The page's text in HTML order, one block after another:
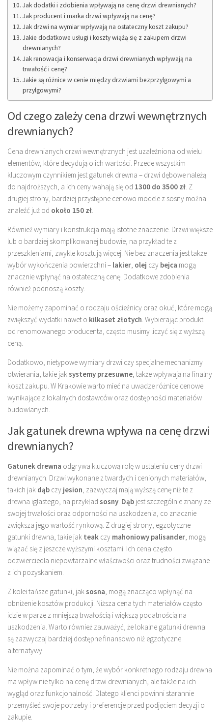
Jak dodatki i zdobienia wpływają na cenę drzwi drewnianych?
Jak producent i marka drzwi wpływają na cenę?
Jak drzwi na wymiar wpływają na ostateczny koszt zakupu?
Jakie dodatkowe usługi i koszty wiążą się z zakupem drzwi
drewnianych?
Jak renowacja i konserwacja drzwi drewnianych wpływają na
trwałość i cenę?
Jakie są różnice w cenie między drzwiami bezprzylgowymi a
przylgowymi?
Od czego zależy cena drzwi wewnętrznych
drewnianych?
Cena drewnianych drzwi wewnętrznych jest uzależniona od wielu
elementów, które decydują o ich wartości. Przede wszystkim
kluczowym czynnikiem jest gatunek drewna – drzwi dębowe należą
do najdroższych, a ich ceny wahają się od 1300 do 3500 zł . Z
drugiej strony, bardziej przystępne cenowo modele z sosny można
znaleźć już od około 150 zł
Również wymiary i konstrukcja mają istotne znaczenie. Drzwi większe
lub o bardziej skomplikowanej budowie, na przykład te z
przeszkleniami, zwykle kosztują więcej. Nie bez znaczenia jest także
wybór wykończenia powierzchni – lakier olej czy bejca mogą
znacznie wpłynąć na ostateczną cenę. Dodatkowe zdobienia
również podnoszą koszty.
Nie możemy zapominać o rodzaju ościeżnicy oraz okuć, które mogą
zwiększyć wydatki nawet o kilkaset złotych . Wybierając produkt
od renomowanego producenta, często musimy liczyć się z wyższą
ceną.
Dodatkowo, nietypowe wymiary drzwi czy specjalne mechanizmy
otwierania, takie jak systemy przesuwne , także wpływają na finalny
koszt zakupu. W Krakowie warto mieć na uwadze różnice cenowe
wynikające z lokalnych dostawców oraz dostępności materiałów
budowlanych.
Jak gatunek drewna wpływa na cenę drzwi
drewnianych?
Gatunek drewna odgrywa kluczową rolę w ustaleniu ceny drzwi
drewnianych. Drzwi wykonane z twardych i cenionych materiałów,
takich jak dąb czy jesion , zazwyczaj mają wyższą cenę niż te z
drewna iglastego, na przykład sosny Dąb jest szczególnie znany ze
swojej trwałości oraz odporności na uszkodzenia, co znacznie
zwiększa jego wartość rynkową. Z drugiej strony, egzotyczne
gatunki drewna, takie jak teak czy mahoniowy palisander , mogą
wiązać się z jeszcze wyższymi kosztami. Ich cena często
odzwierciedla niepowtarzalne właściwości oraz trudności związane
z ich pozyskaniem.
Z kolei tańsze gatunki, jak sosna , mogą znacząco wpłynąć na
obniżenie kosztów produkcji. Niższa cena tych materiałów często
idzie w parze z mniejszą trwałością i większą podatnością na
uszkodzenia. Warto również zauważyć, że lokalne gatunki drewna
są zazwyczaj bardziej dostępne finansowo niż egzotyczne
alternatywy.
Nie można zapominać o tym, że wybór konkretnego rodzaju drewna
ma wpływ nie tylko na cenę drzwi drewnianych, ale także na ich
wygląd oraz funkcjonalność. Dlatego klienci powinni starannie
przemyśleć swoje potrzeby i preferencje przed podjęciem decyzji o
zakupie.